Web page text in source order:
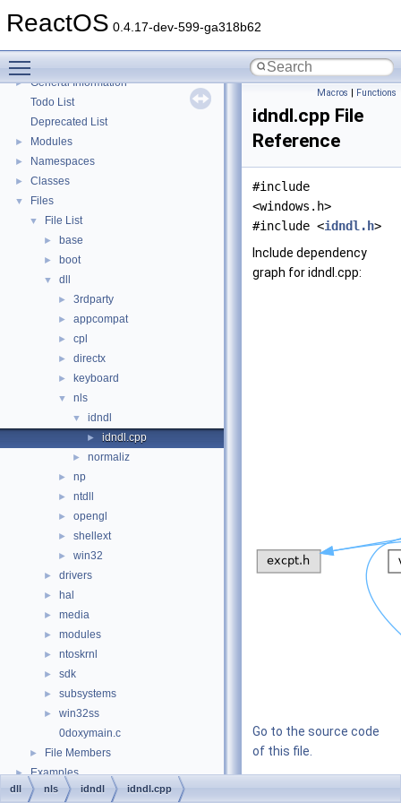
ReactOS 0.4.17-dev-599-ga318b62
Optimization hints
► General Information
Todo List
Deprecated List
► Modules
► Namespaces
► Classes
▼ Files
▼ File List
► base
► boot
▼ dll
► 3rdparty
► appcompat
► cpl
► directx
► keyboard
▼ nls
▼ idndl
► idndl.cpp
► normaliz
► np
► ntdll
► opengl
► shellext
► win32
► drivers
► hal
► media
► modules
► ntoskrnl
► sdk
► subsystems
►
win32ss
0doxymain.c
► File Members
► Examples
Macros | Functions
idndl.cpp File
Reference
#include
<windows.h>
#include <idndl.h>
Include dependency
graph for idndl.cpp:
Go to the source code
of this file.
dll nls idndl idndl.cpp